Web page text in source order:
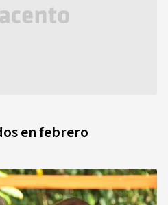
en febrero